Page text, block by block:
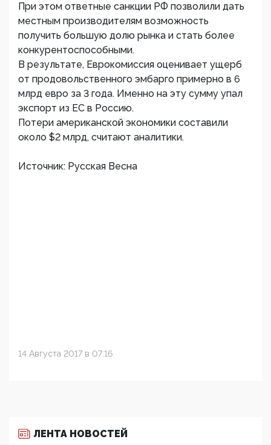
При этом ответные санкции РФ позволили дать
местным производителям возможность
получить большую долю рынка и стать более
конкурентоспособными.
В результате, Еврокомиссия оценивает ущерб
от продовольственного эмбарго примерно в 6
млрд евро за 3 года. Именно на эту сумму упал
экспорт из ЕС в Россию.
Потери американской экономики составили
около $2 млрд, считают аналитики.
Источник: Русская Весна
14 Августа 2017 в 07:16
ЛЕНТА НОВОСТЕЙ